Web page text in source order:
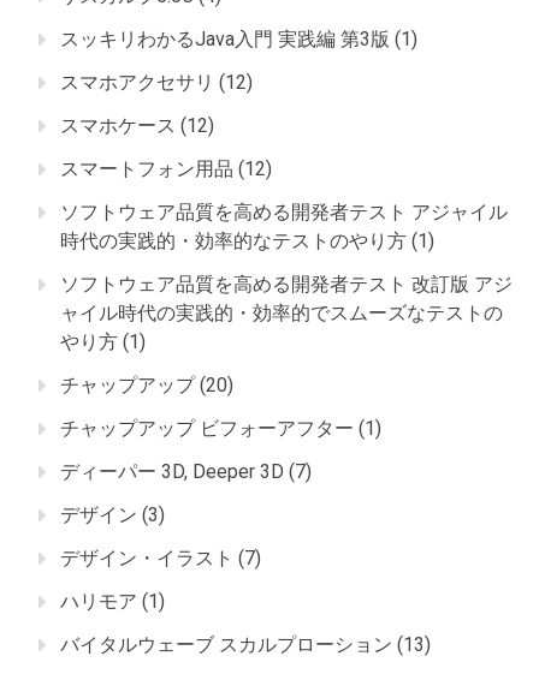
スッキリわかるJava入門 実践編 第3版 (1)
スマホアクセサリ (12)
スマホケース (12)
スマートフォン用品 (12)
ソフトウェア品質を高める開発者テスト アジャイル
時代の実践的・効率的なテストのやり方 (1)
ソフトウェア品質を高める開発者テスト 改訂版 アジ
ャイル時代の実践的・効率的でスムーズなテストの
やり方 (1)
チャップアップ(20)
チャップアップ ビフォーアフター (1)
ディーパー 3D, Deeper 3D (7)
デザイン (3)
デザイン・イラスト (7)
ハリモア (1)
バイタルウェーブ スカルプローション (13)